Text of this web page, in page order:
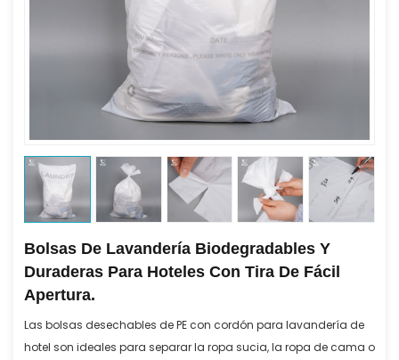
Bolsas De Lavandería Biodegradables Y
Duraderas Para Hoteles Con Tira De Fácil
Apertura.
Las bolsas desechables de PE con cordón para lavandería de
hotel son ideales para separar la ropa sucia, la ropa de cama o